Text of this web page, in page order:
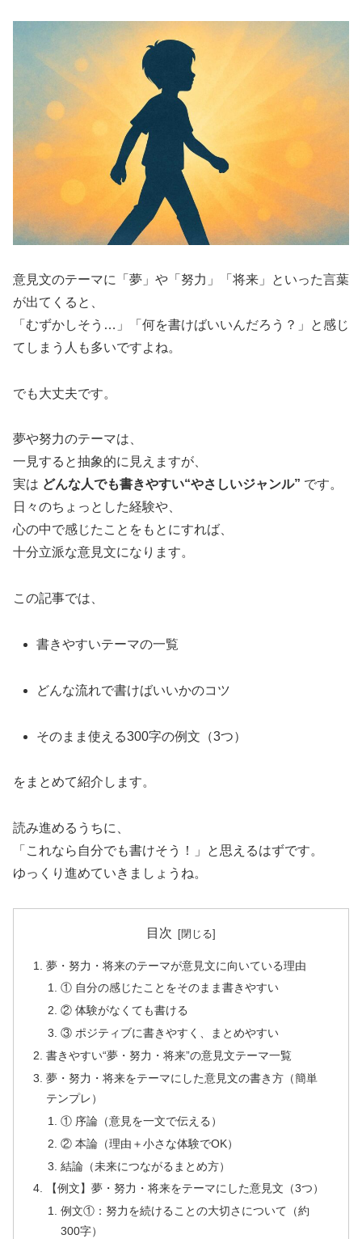
意見文のテーマに「夢」や「努力」「将来」といった言葉
が出てくると、
「むずかしそう…」「何を書けばいいんだろう？」と感じ
てしまう人も多いですよね。
でも大丈夫です。
夢や努力のテーマは、
一見すると抽象的に見えますが、
実は どんな人でも書きやすい“やさしいジャンル” です。
日々のちょっとした経験や、
心の中で感じたことをもとにすれば、
十分立派な意見文になります。
この記事では、
書きやすいテーマの一覧
どんな流れで書けばいいかのコツ
そのまま使える300字の例文（3つ）
をまとめて紹介します。
読み進めるうちに、
「これなら自分でも書けそう！」と思えるはずです。
ゆっくり進めていきましょうね。
目次
夢・努力・将来のテーマが意見文に向いている理由
① 自分の感じたことをそのまま書きやすい
② 体験がなくても書ける
③ ポジティブに書きやすく、まとめやすい
書きやすい“夢・努力・将来”の意見文テーマ一覧
夢・努力・将来をテーマにした意見文の書き方（簡単
テンプレ）
① 序論（意見を一文で伝える）
② 本論（理由＋小さな体験でOK）
結論（未来につながるまとめ方）
【例文】夢・努力・将来をテーマにした意見文（3つ）
例文①：努力を続けることの大切さについて（約
300字）